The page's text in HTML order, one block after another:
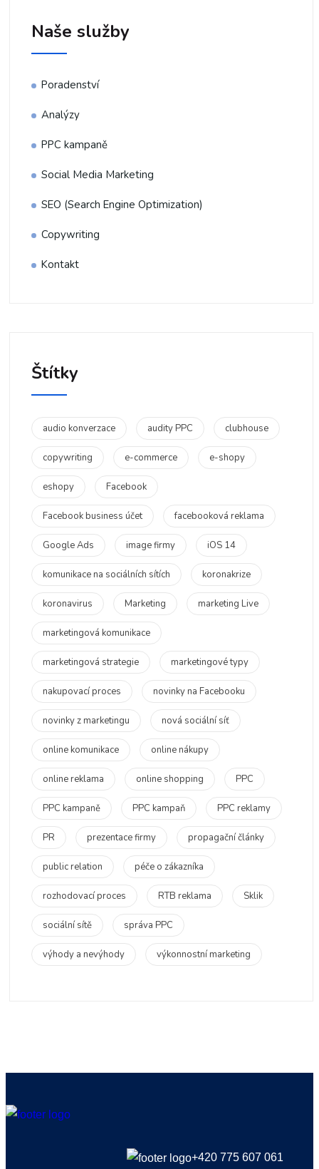
Naše služby
Poradenství
Analýzy
PPC kampaně
Social Media Marketing
SEO (Search Engine Optimization)
Copywriting
Kontakt
Štítky
audio konverzace audity PPC clubhouse
copywriting e-commerce e-shopy
eshopy Facebook
Facebook business účet facebooková reklama
Google Ads image firmy iOS 14
komunikace na sociálních sítích koronakrize
koronavirus Marketing marketing Live
marketingová komunikace
marketingová strategie marketingové typy
nakupovací proces novinky na Facebooku
novinky z marketingu nová sociální síť
online komunikace online nákupy
online reklama online shopping PPC
PPC kampaně PPC kampaň PPC reklamy
PR prezentace firmy propagační články
public relation péče o zákazníka
rozhodovací proces RTB reklama Sklik
sociální sítě správa PPC
výhody a nevýhody výkonnostní marketing
+420 775 607 061